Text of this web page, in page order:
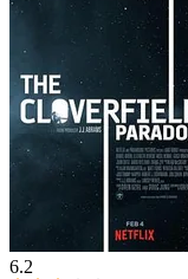
6.2